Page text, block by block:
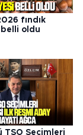
fındık
oldu
TSO Seçimleri